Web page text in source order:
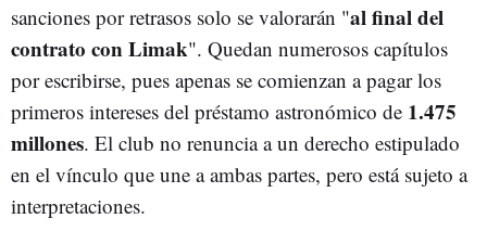
sanciones por retrasos solo se valorarán "al final del
contrato con Limak". Quedan numerosos capítulos
por escribirse, pues apenas se comienzan a pagar los
primeros intereses del préstamo astronómico de 1.475
millones. El club no renuncia a un derecho estipulado
en el vínculo que une a ambas partes, pero está sujeto a
interpretaciones.